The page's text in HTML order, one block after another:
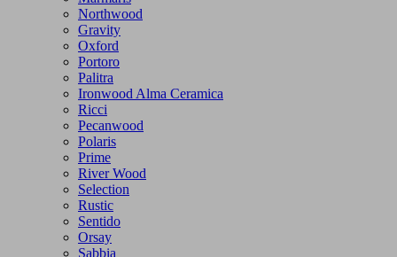
Northwood
Gravity
Oxford
Portoro
Palitra
Ironwood Alma Ceramica
Ricci
Pecanwood
Polaris
Prime
River Wood
Selection
Rustic
Sentido
Orsay
Sabbia